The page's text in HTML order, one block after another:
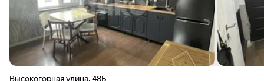
Высокогорная улица,48Б